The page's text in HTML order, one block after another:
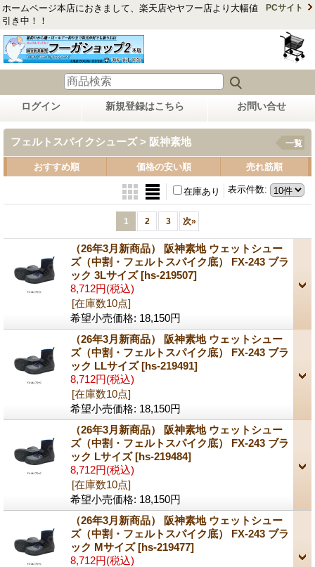
ホームページ本店におきまして、楽天店やヤフー店より大幅値
引き中！！
PCサイト
ログイン 新規登録はこちら お問い合せ
フェルトスパイクシューズ > 阪神素地 一覧
おすすめ順 価格の安い順 売れ筋順
表示件数:
在庫あり
1 2 3 次»
（26年3月新商品） 阪神素地 ウェットシュー
ズ（中割・フェルトスパイク底） FX-243 ブラ
ック 3Lサイズ[hs-219507]
8,712円(税込)
[在庫数10点]
希望小売価格: 18,150円
（26年3月新商品） 阪神素地 ウェットシュー
ズ（中割・フェルトスパイク底） FX-243 ブラ
ック LLサイズ[hs-219491]
8,712円(税込)
[在庫数10点]
希望小売価格: 18,150円
（26年3月新商品） 阪神素地 ウェットシュー
ズ（中割・フェルトスパイク底） FX-243 ブラ
ック Lサイズ[hs-219484]
8,712円(税込)
[在庫数10点]
希望小売価格: 18,150円
（26年3月新商品） 阪神素地 ウェットシュー
ズ（中割・フェルトスパイク底） FX-243 ブラ
ック Mサイズ[hs-219477]
8,712円(税込)